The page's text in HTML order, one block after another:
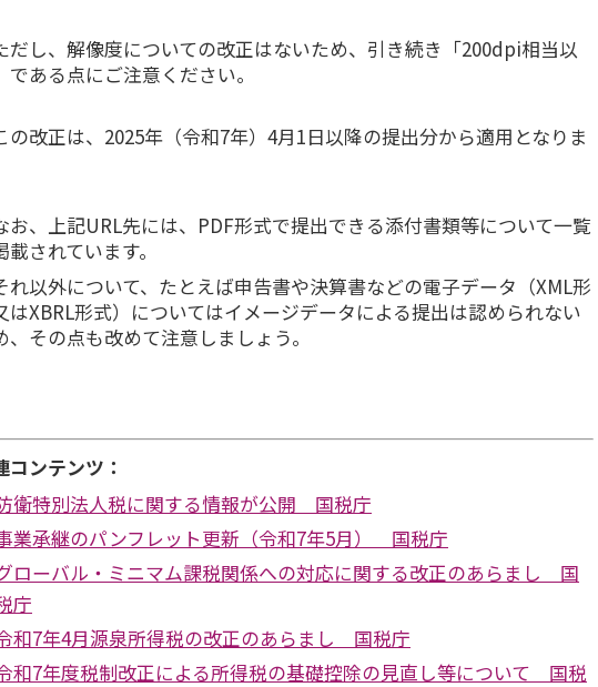
だし、解像度についての改正はないため、引き続き「200dpi相当以
である点にご注意ください。
の改正は、2025年（令和7年）4月1日以降の提出分から適用となりま
お、上記URL先には、PDF形式で提出できる添付書類等について一覧
載されています。
れ以外について、たとえば申告書や決算書などの電子データ（XML形
はXBRL形式）についてはイメージデータによる提出は認められない
、その点も改めて注意しましょう。
コンテンツ：
衛特別法人税に関する情報が公開 国税庁
業承継のパンフレット更新（令和7年5月） 国税庁
ローバル・ミニマム課税関係への対応に関する改正のあらまし 国
庁
和7年4月源泉所得税の改正のあらまし 国税庁
和7年度税制改正による所得税の基礎控除の見直し等について 国税